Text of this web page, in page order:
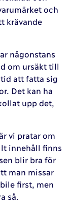
och
krävande
någonstans
om ursäkt till
att fatta sig
Det kan ha
upp det,
vi pratar om
innehåll finns
blir bra för
man missar
first, men
så.